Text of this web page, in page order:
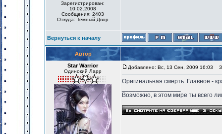
Зарегистрирован:
10.02.2008
Сообщения: 2403
Откуда: Темный Двор
Вернуться к началу
Автор
Star Warrior
Одинокий Ларр
Добавлено: Вс, 13 Сен, 2009 16:03
Оригинальная смерть. Главное -
Возможно, в этом мире ты всего